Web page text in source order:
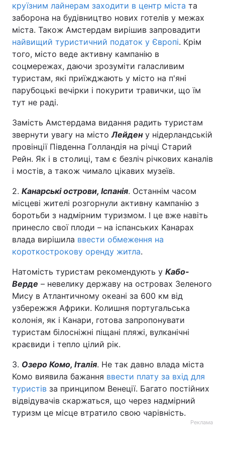
круїзним лайнерам заходити в центр міста та
заборона на будівництво нових готелів у межах
міста. Також Амстердам вирішив запровадити
найвищий туристичний податок у Європі. Крім
того, місто веде активну кампанію в
соцмережах, даючи зрозуміти галасливим
туристам, які приїжджають у місто на п'яні
парубоцькі вечірки і покурити травички, що їм
тут не раді.
Замість Амстердама видання радить туристам
звернути увагу на містоЛейдену нідерландській
провінції Південна Голландія на річці Старий
Рейн. Як і в столиці, там є безліч річкових каналів
і мостів, а також чимало цікавих музеїв.
2. Канарські острови, Іспанія. Останнім часом
місцеві жителі розгорнули активну кампанію з
боротьби з надмірним туризмом. І це вже навіть
принесло свої плоди – на іспанських Канарах
влада вирішила ввести обмеження на
короткострокову оренду житла.
Натомість туристам рекомендують у Кабо-
Верде – невелику державу на островах Зеленого
Мису в Атлантичному океані за 600 км від
узбережжя Африки. Колишня португальська
колонія, як і Канари, готова запропонувати
туристам білосніжні піщані пляжі, вулканічні
краєвиди і тепло цілий рік.
3. Озеро Комо, Італія. Не так давно влада міста
Комо виявила бажання ввести плату за вхід для
туристів за принципом Венеції. Багато постійних
відвідувачів скаржаться, що через надмірний
туризм це місце втратило свою чарівність.
Реклама